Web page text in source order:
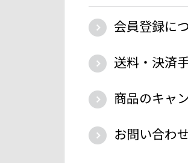
会員登録に
送料・決済
商品のキャ
お問い合わ